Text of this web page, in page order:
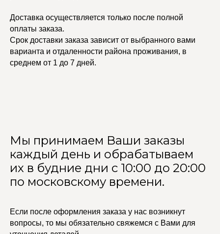
Доставка осуществляется только после полной
оплаты заказа.
Срок доставки заказа зависит от выбранного вами
варианта и отдаленности района проживания, в
среднем от 1 до 7 дней.
Мы принимаем Ваши заказы
каждый день и обрабатываем
их в будние дни с 10:00 до 20:00
по московскому времени.
Если после оформления заказа у нас возникнут
вопросы, то мы обязательно свяжемся с Вами для